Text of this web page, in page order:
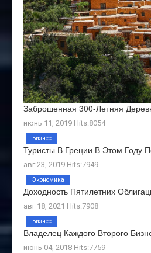
Заброшенная 300-Летняя
июнь 11, 2019 Hits:8054
Туристы В Греции В Этом Году
авг 23, 2019 Hits:7949
Бизнес
Доходность Пятилетних
авг 18, 2021 Hits:7908
Экономика
Владелец Каждого Второго
июнь 04, 2018 Hits:7759
Бизнес